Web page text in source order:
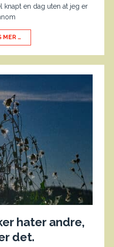
knapt en dag uten at jeg er
MER …
hater andre,
det.